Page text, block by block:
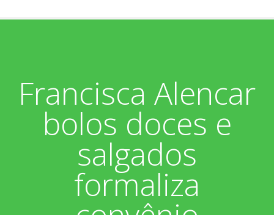
Convênio Online
Notícias
Vídeos
Aniversariantes
Boletim Informativo
Extrato do Cartão ASP
Nossos Convênios
Sobre
Diretoria
Francisca Alencar
bolos doces e
salgados
formaliza